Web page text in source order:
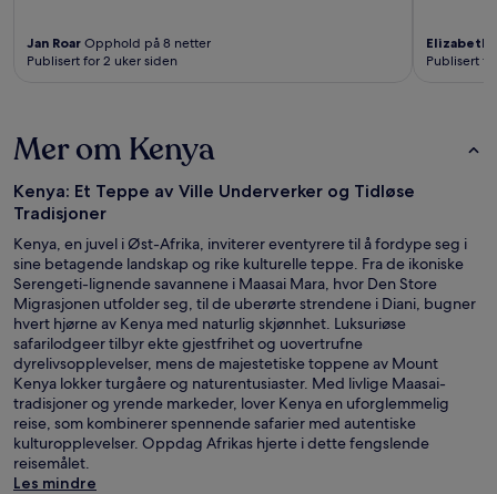
Jan Roar Opphold på 8 netter
Publisert for 2 uker siden
Elizabeth
Publisert
Mer om Kenya
Kenya: Et Teppe av Ville Underverker og Tidløse
Tradisjoner
Kenya, en juvel i Øst-Afrika, inviterer eventyrere til å fordype seg i
sine betagende landskap og rike kulturelle teppe. Fra de ikoniske
Serengeti-lignende savannene i Maasai Mara, hvor Den Store
Migrasjonen utfolder seg, til de uberørte strendene i Diani, bugner
hvert hjørne av Kenya med naturlig skjønnhet. Luksuriøse
safarilodgeer tilbyr ekte gjestfrihet og uovertrufne
dyrelivsopplevelser, mens de majestetiske toppene av Mount
Kenya lokker turgåere og naturentusiaster. Med livlige Maasai-
tradisjoner og yrende markeder, lover Kenya en uforglemmelig
reise, som kombinerer spennende safarier med autentiske
kulturopplevelser. Oppdag Afrikas hjerte i dette fengslende
reisemålet.
Les mindre